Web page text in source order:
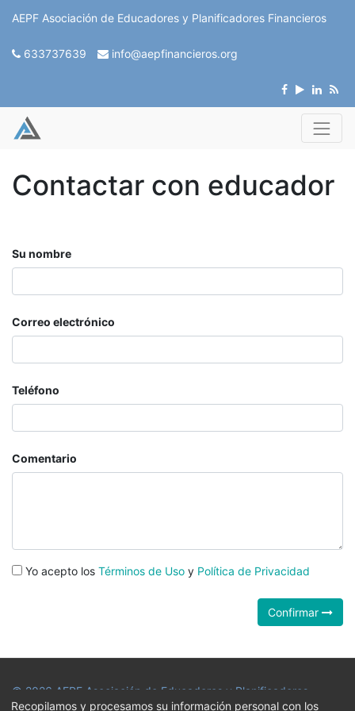
AEPF Asociación de Educadores y Planificadores Financieros
633737639 info@aepfinancieros.org
Contactar con educador
Su nombre
Correo electrónico
Teléfono
Comentario
Yo acepto los Términos de Uso y Política de Privacidad
Confirmar
© 2026 AEPF Asociación de Educadores y Planificadores
Financieros
Recopilamos y procesamos su información personal con los